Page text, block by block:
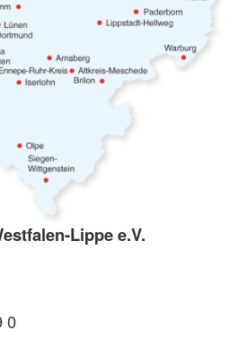
Lippe e.V.
0